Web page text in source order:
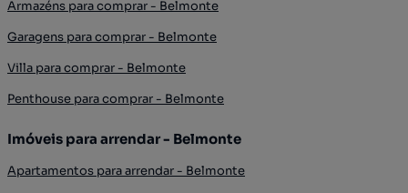
Armazéns para comprar - Belmonte
Garagens para comprar - Belmonte
Villa para comprar - Belmonte
Penthouse para comprar - Belmonte
Imóveis para arrendar - Belmonte
Apartamentos para arrendar - Belmonte